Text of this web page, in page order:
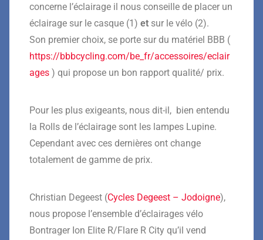
concerne l’éclairage il nous conseille de placer un
éclairage sur le casque (1) et sur le vélo (2).
Son premier choix, se porte sur du matériel BBB (
https://bbbcycling.com/be_fr/accessoires/eclair
ages ) qui propose un bon rapport qualité/ prix.
Pour les plus exigeants, nous dit-il, bien entendu
la Rolls de l’éclairage sont les lampes Lupine.
Cependant avec ces dernières ont change
totalement de gamme de prix.
Christian Degeest (Cycles Degeest – Jodoigne),
nous propose l’ensemble d’éclairages vélo
Bontrager Ion Elite R/Flare R City qu’il vend